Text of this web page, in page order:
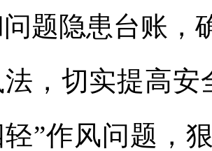
题隐患台账，
，切实提高安
”作风问题，